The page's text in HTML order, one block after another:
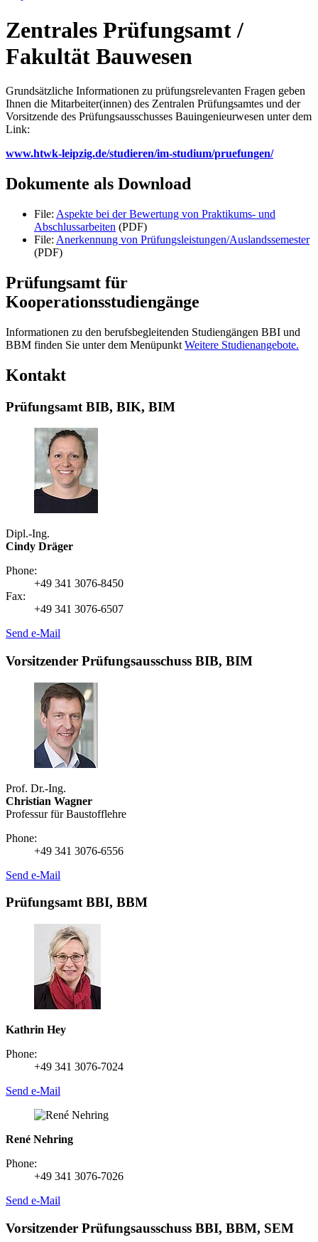
Zentrales Prüfungsamt /
Fakultät Bauwesen
Grundsätzliche Informationen zu prüfungsrelevanten Fragen geben
Ihnen die Mitarbeiter(innen) des Zentralen Prüfungsamtes und der
Vorsitzende des Prüfungsausschusses Bauingenieurwesen unter dem
Link:
www.htwk-leipzig.de/studieren/im-studium/pruefungen/
Dokumente als Download
File: Aspekte bei der Bewertung von Praktikums- und
Abschlussarbeiten (PDF)
File: Anerkennung von Prüfungsleistungen/Auslandssemester
(PDF)
Prüfungsamt für
Kooperationsstudiengänge
Informationen zu den berufsbegleitenden Studiengängen BBI und
BBM finden Sie unter dem Menüpunkt Weitere Studienangebote.
Kontakt
Prüfungsamt BIB, BIK, BIM
Dipl.-Ing.
Cindy Dräger
Phone:
+49 341 3076-8450
Fax:
+49 341 3076-6507
Send e-Mail
Vorsitzender Prüfungsausschuss BIB, BIM
Prof. Dr.-Ing.
Christian Wagner
Professur für Baustofflehre
Phone:
+49 341 3076-6556
Send e-Mail
Prüfungsamt BBI, BBM
Kathrin Hey
Phone:
+49 341 3076-7024
Send e-Mail
René Nehring
Phone:
+49 341 3076-7026
Send e-Mail
Vorsitzender Prüfungsausschuss BBI, BBM, SEM